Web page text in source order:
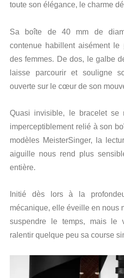
toute son élégance, le charme
Sa boîte de 40 mm de
contenue habillent aisément le
des femmes. De dos, le galbe
laisse parcourir et souligne
ouverte sur le cœur de son
Quasi invisible, le bracelet se
imperceptiblement relié à son
modèles MeisterSinger, la
aiguille nous rend plus
entière.
Initié dès lors à la
mécanique, elle éveille en nous
suspendre le temps, mais le
ralentir quelque peu sa course